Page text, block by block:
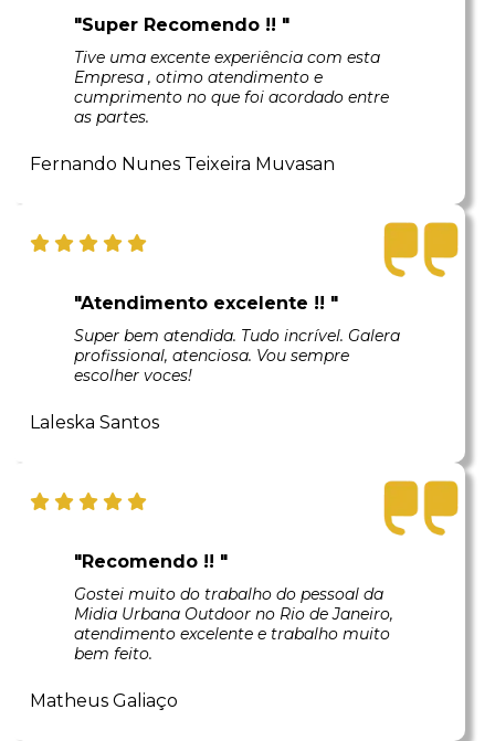
"Super Recomendo !! "
Tive uma excente experiência com esta
Empresa , otimo atendimento e
cumprimento no que foi acordado entre
as partes.
Fernando Nunes Teixeira Muvasan
"Atendimento excelente !! "
Super bem atendida. Tudo incrível. Galera
profissional, atenciosa. Vou sempre
escolher voces!
Laleska Santos
"Recomendo !! "
Gostei muito do trabalho do pessoal da
Midia Urbana Outdoor no Rio de Janeiro,
atendimento excelente e trabalho muito
bem feito.
Matheus Galiaço